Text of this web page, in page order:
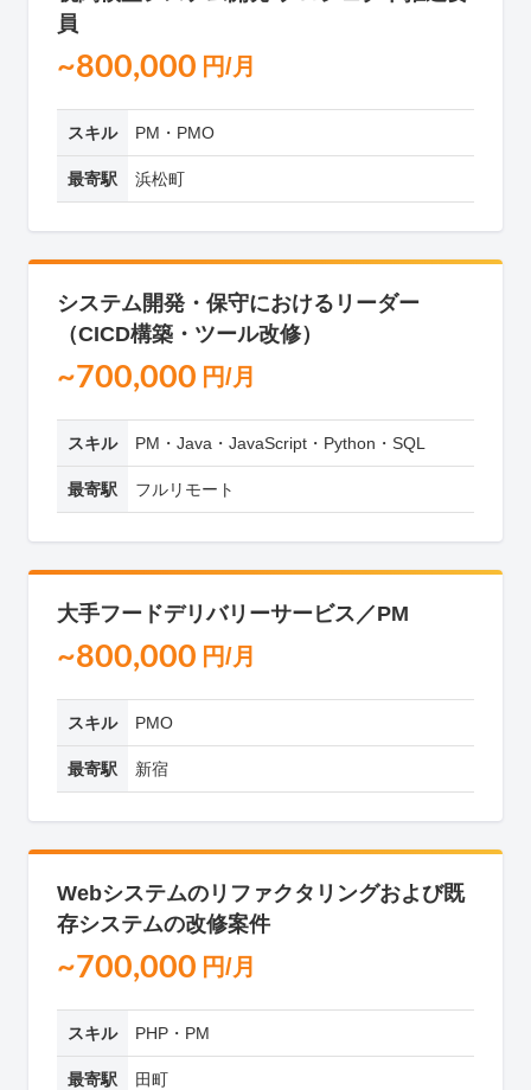
員
~800,000 円/月
スキル PM・PMO
最寄駅 浜松町
システム開発・保守におけるリーダー
（CICD構築・ツール改修）
~700,000 円/月
スキル PM・Java・JavaScript・Python・SQL
最寄駅 フルリモート
大手フードデリバリーサービス／PM
~800,000 円/月
スキル PMO
最寄駅 新宿
Webシステムのリファクタリングおよび既
存システムの改修案件
~700,000 円/月
スキル PHP・PM
最寄駅 田町